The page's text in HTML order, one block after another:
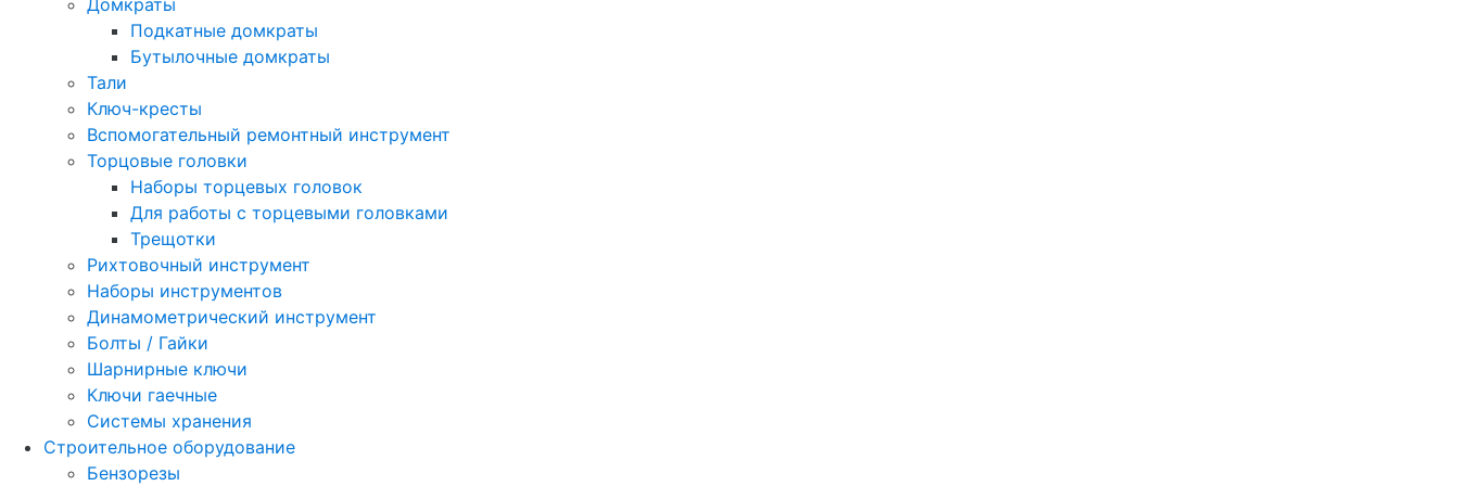
Домкраты
Подкатные домкраты
Бутылочные домкраты
Тали
Ключ-кресты
Вспомогательный ремонтный инструмент
Торцовые головки
Наборы торцевых головок
Для работы с торцевыми головками
Трещотки
Рихтовочный инструмент
Наборы инструментов
Динамометрический инструмент
Болты / Гайки
Шарнирные ключи
Ключи гаечные
Системы хранения
Строительное оборудование
Бензорезы